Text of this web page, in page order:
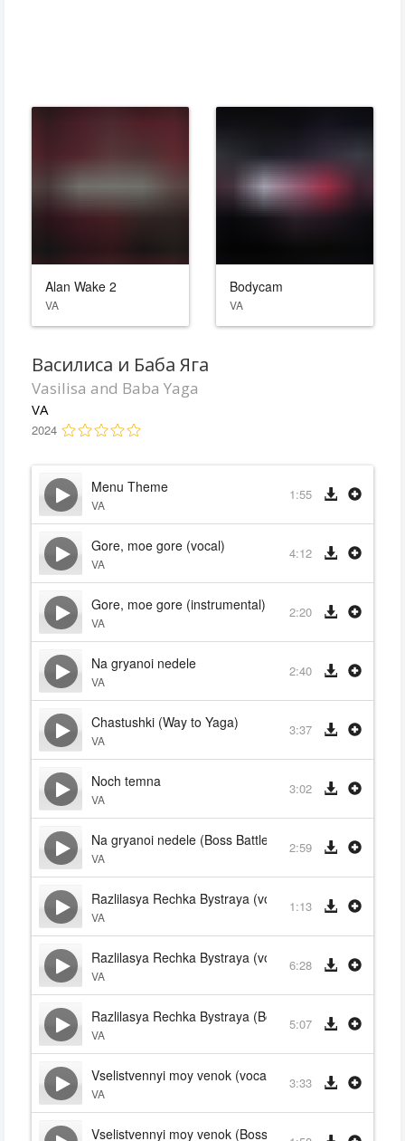
Alan Wake 2
VA
Bodycam
VA
Василиса и Баба Яга
Vasilisa and Baba Yaga
VA
2024
Menu Theme
VA
1:55
Gore, moe gore (vocal)
VA
4:12
Gore, moe gore (instrumental)
VA
2:20
Na gryanoi nedele
VA
2:40
Chastushki (Way to Yaga)
VA
3:37
Noch temna
VA
3:02
Na gryanoi nedele (Boss Battle)
VA
2:59
Razlilasya Rechka Bystraya (vocalize)
VA
1:13
Razlilasya Rechka Bystraya (vocal)
VA
6:28
Razlilasya Rechka Bystraya (Boss Battle)
VA
5:07
Vselistvennyi moy venok (vocal)
VA
3:33
Vselistvennyi moy venok (Boss Battle)